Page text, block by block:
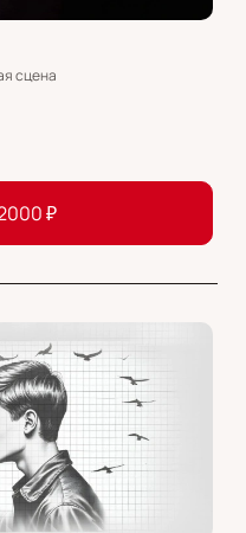
сцена
₽